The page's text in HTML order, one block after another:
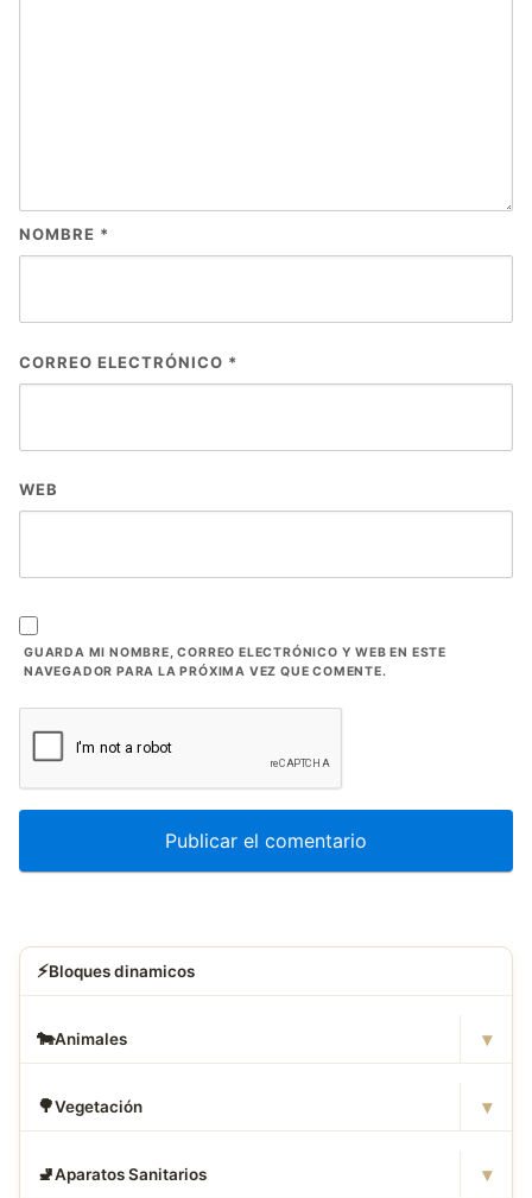
NOMBRE *
CORREO ELECTRÓNICO *
WEB
GUARDA MI NOMBRE, CORREO ELECTRÓNICO Y WEB EN ESTE
NAVEGADOR PARA LA PRÓXIMA VEZ QUE COMENTE.
⚡Bloques dinamicos
🐄Animales ▾
🌳Vegetación ▾
🚽Aparatos Sanitarios ▾